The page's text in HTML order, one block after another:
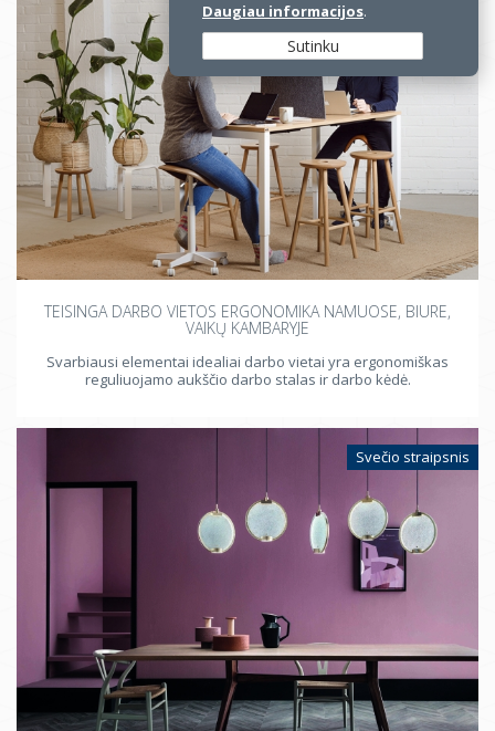
Svečio straipsnis
TEISINGA DARBO VIETOS ERGONOMIKA NAMUOSE, BIURE,
VAIKŲ KAMBARYJE
Svarbiausi elementai idealiai darbo vietai yra ergonomiškas
reguliuojamo aukščio darbo stalas ir darbo kėdė.
Svečio straipsnis
Daugiau informacijos.
Sutinku